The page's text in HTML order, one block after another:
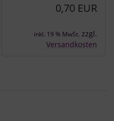
0,70 EUR
inkl. 19 % MwSt. zzgl.
Versandkosten